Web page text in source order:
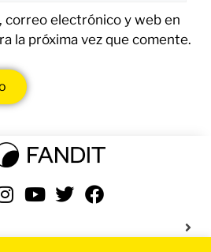
correo electrónico y web en
la próxima vez que comente.